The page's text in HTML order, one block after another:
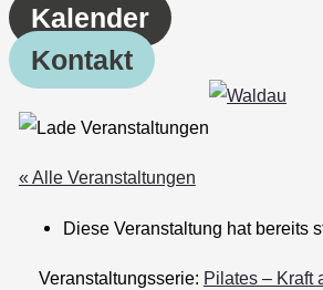
Kalender
Kontakt
« Alle Veranstaltungen
Diese Veranstaltung hat bereits
Veranstaltungsserie: Pilates – Kraft